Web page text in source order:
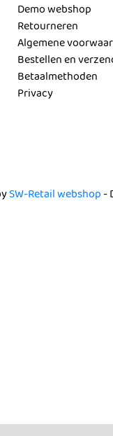
Demo webshop
Retourneren
Algemene
Bestellen en
Betaalmethoden
Privacy
SW-Retail webshop -